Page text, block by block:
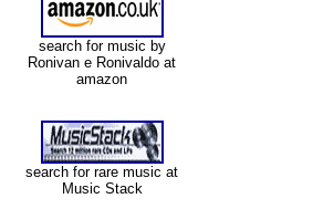
search for music by
Ronivan e Ronivaldo at
amazon
search for rare music at
Music Stack